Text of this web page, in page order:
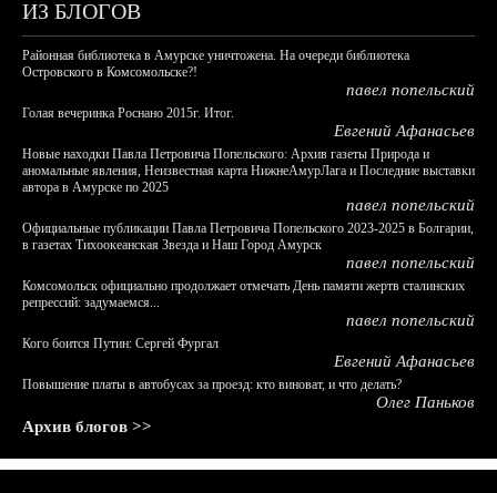
ИЗ БЛОГОВ
Районная библиотека в Амурске уничтожена. На очереди библиотека
Островского в Комсомольске?!
павел попельский
Голая вечеринка Роснано 2015г. Итог.
Евгений Афанасьев
Новые находки Павла Петровича Попельского: Архив газеты Природа и
аномальные явления, Неизвестная карта НижнеАмурЛага и Последние выставки
автора в Амурске по 2025
павел попельский
Официальные публикации Павла Петровича Попельского 2023-2025 в Болгарии,
в газетах Тихоокеанская Звезда и Наш Город Амурск
павел попельский
Комсомольск официально продолжает отмечать День памяти жертв сталинских
репрессий: задумаемся...
павел попельский
Кого боится Путин: Сергей Фургал
Евгений Афанасьев
Повышение платы в автобусах за проезд: кто виноват, и что делать?
Олег Паньков
Архив блогов >>